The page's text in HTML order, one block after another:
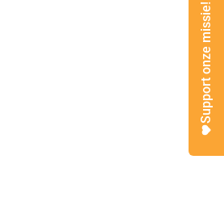
Support onze missie!